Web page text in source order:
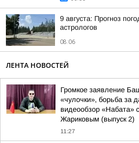
9 августа: Прогноз
астрологов
08:06
ЛЕНТА НОВОСТЕЙ
Громкое заявление
«чулочки», борьба за
видеообзор «Набата»
Жариковым (выпуск 2)
11:27